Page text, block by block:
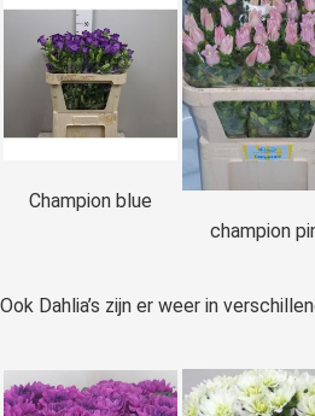
Champion blue
champion
Ook Dahlia’s zijn er weer in